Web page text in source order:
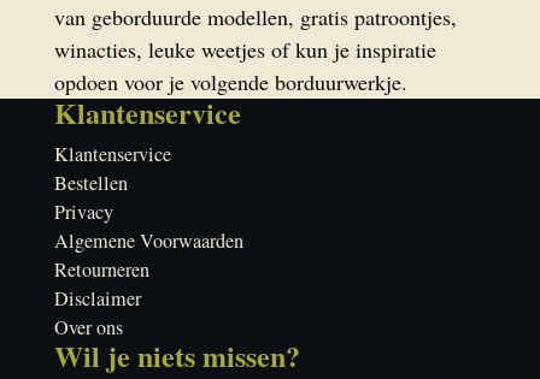
van geborduurde modellen, gratis patroontjes,
winacties, leuke weetjes of kun je inspiratie
opdoen voor je volgende borduurwerkje.
Klantenservice
Klantenservice
Bestellen
Privacy
Algemene Voorwaarden
Retourneren
Disclaimer
Over ons
Wil je niets missen?